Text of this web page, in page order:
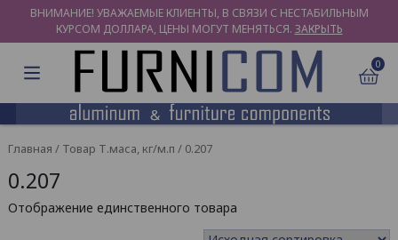
ВНИМАНИЕ! УВАЖАЕМЫЕ КЛИЕНТЫ, В СВЯЗИ С НЕСТАБИЛЬНЫМ
КУРСОМ ДОЛЛАРА, ЦЕНЫ МОГУТ МЕНЯТЬСЯ. ЗАКРЫТЬ
0
Главная / Товар Т.маса, кг/м.п / 0.207
0.207
Отображение единственного товара